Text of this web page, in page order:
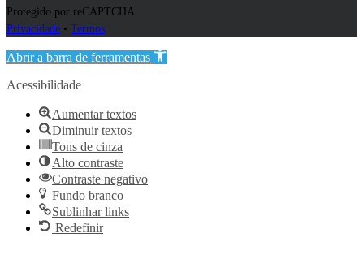
Protegido por reCAPTCHA
Privacidade • Termos
Abrir a barra de ferramentas
Acessibilidade
Aumentar textos
Diminuir textos
Tons de cinza
Alto contraste
Contraste negativo
Fundo branco
Sublinhar links
Redefinir